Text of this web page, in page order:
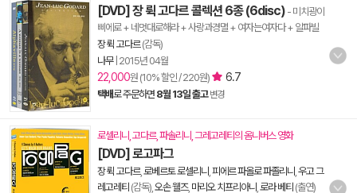
[DVD] 장 뤽 고다르 콜렉션 6종 (6disc) - 미치광이
삐에로 + 네멋대로해라 + 사랑과경멸 + 여자는여자다 + 알파빌
장 뤽 고다르(감독)
나무| 2015년 04월
22,000원 (10% 할인 / 220원) 6.7
택배로 주문하면 8월 13일 출고 변경
로셀리니, 고다르, 파솔리니, 그레고레티의 옴니버스 영화
[DVD] 로고파그
장 뤽 고다르, 로베르토 로셀리니 피에르 파올로 파졸리니 우고 그
레고레티 (감독), 오손 웰즈, 마리오 치프리아니 로라 베티 (출연)